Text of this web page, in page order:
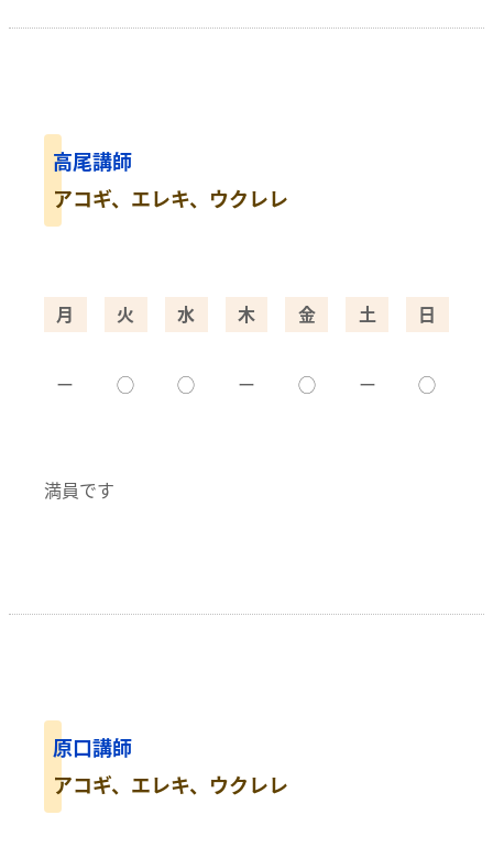
高尾講師
アコギ、エレキ、ウクレレ
月
ー
火
◯
水
◯
木
ー
金
◯
土
ー
日
◯
満員です
原口講師
アコギ、エレキ、ウクレレ